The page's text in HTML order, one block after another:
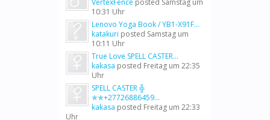
VertexFence posted Samstag um
10:31 Uhr
Lenovo Yoga Book / YB1-X91F...
katakuri posted Samstag um
10:11 Uhr
True Love SPELL CASTER...
kakasa posted Freitag um 22:35
Uhr
SPELL CASTER ╬
✯✯+27726886459...
kakasa posted Freitag um 22:33
Uhr